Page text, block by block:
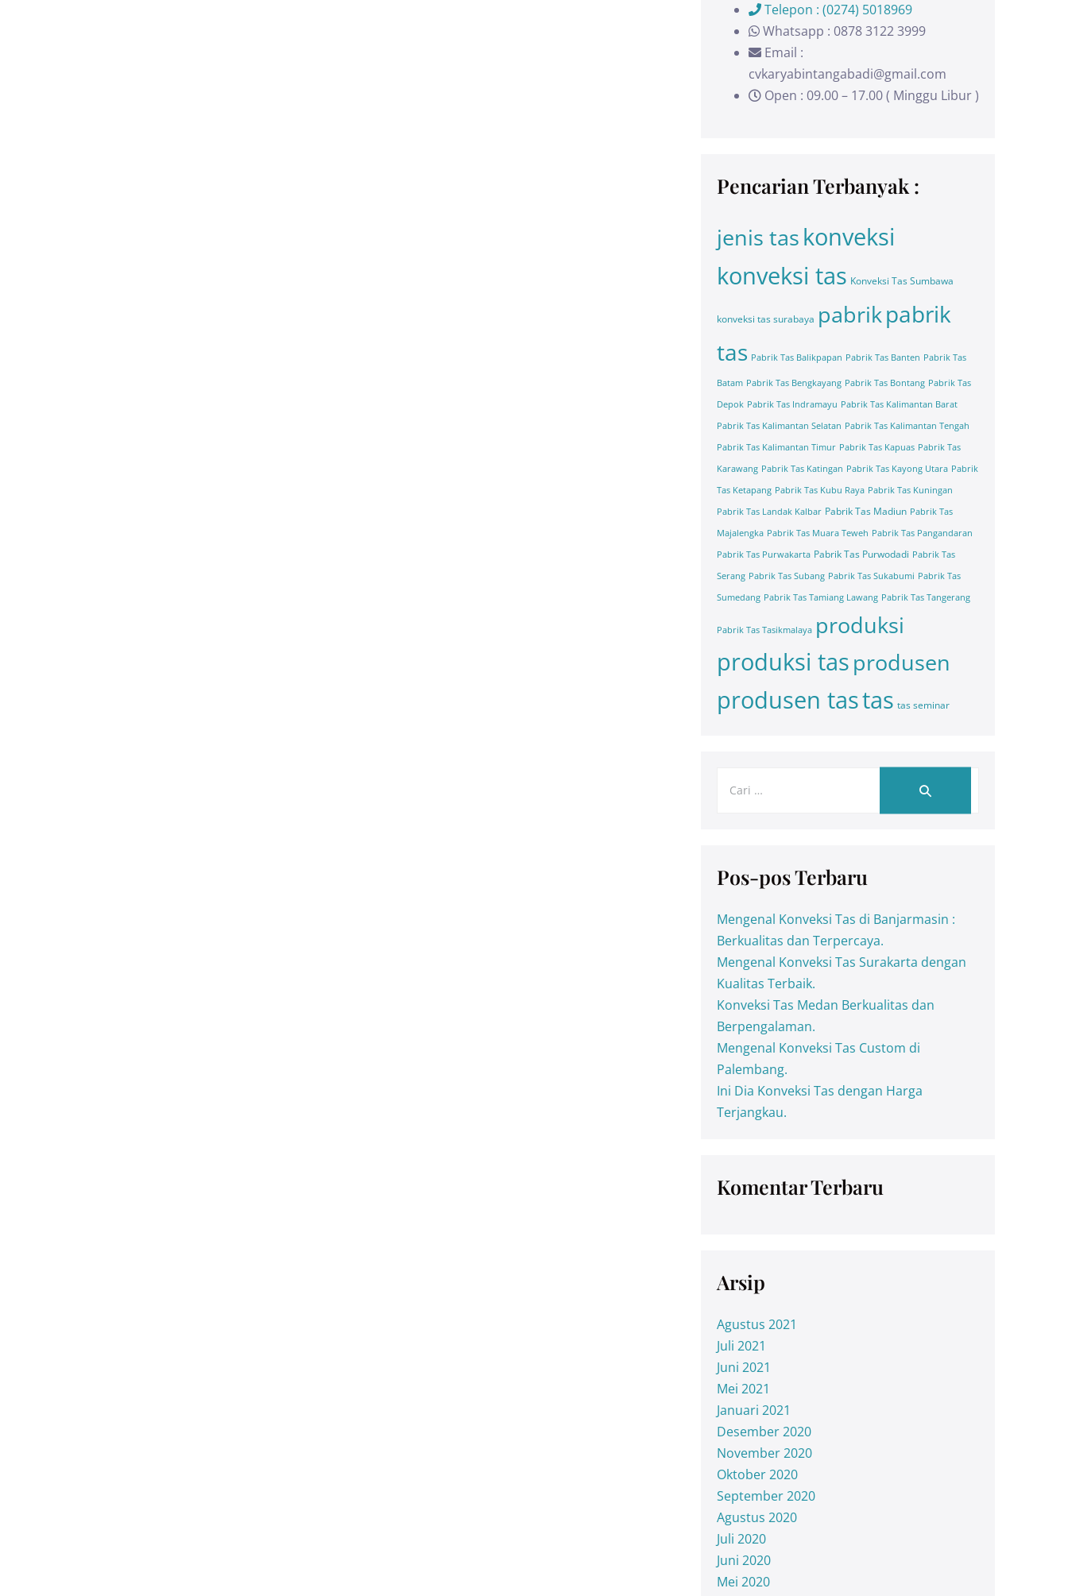
Telepon : (0274) 5018969
Whatsapp : 0878 3122 3999
Email :
cvkaryabintangabadi@gmail.com
Open : 09.00 – 17.00 ( Minggu Libur )
Pencarian Terbanyak :
jenis taskonveksi
konveksi tas Konveksi Tas Sumbawa
konveksi tas surabaya pabrikpabrik
tas Pabrik Tas Balikpapan Pabrik Tas Banten Pabrik Tas
Batam Pabrik Tas Bengkayang Pabrik Tas Bontang Pabrik Tas
Depok Pabrik Tas Indramayu Pabrik Tas Kalimantan Barat
Pabrik Tas Kalimantan Selatan Pabrik Tas Kalimantan Tengah
Pabrik Tas Kalimantan Timur Pabrik Tas Kapuas Pabrik Tas
Karawang Pabrik Tas Katingan Pabrik Tas Kayong Utara Pabrik
Tas Ketapang Pabrik Tas Kubu Raya Pabrik Tas Kuningan
Pabrik Tas Landak Kalbar Pabrik Tas Madiun Pabrik Tas
Majalengka Pabrik Tas Muara Teweh Pabrik Tas Pangandaran
Pabrik Tas Purwakarta Pabrik Tas Purwodadi Pabrik Tas
Serang Pabrik Tas Subang Pabrik Tas Sukabumi Pabrik Tas
Sumedang Pabrik Tas Tamiang Lawang Pabrik Tas Tangerang
Pabrik Tas Tasikmalaya produksi
produksi tasprodusen
produsen tastas tas seminar
Pos-pos Terbaru
Mengenal Konveksi Tas di Banjarmasin :
Berkualitas dan Terpercaya.
Mengenal Konveksi Tas Surakarta dengan
Kualitas Terbaik.
Konveksi Tas Medan Berkualitas dan
Berpengalaman.
Mengenal Konveksi Tas Custom di
Palembang.
Ini Dia Konveksi Tas dengan Harga
Terjangkau.
Komentar Terbaru
Arsip
Agustus 2021
Juli 2021
Juni 2021
Mei 2021
Januari 2021
Desember 2020
November 2020
Oktober 2020
September 2020
Agustus 2020
Juli 2020
Juni 2020
Mei 2020